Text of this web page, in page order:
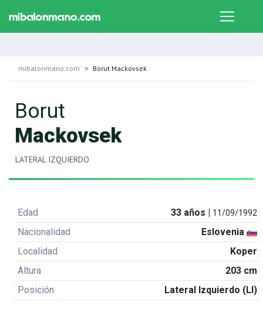
mibalonmano.com Borut Mackovsek
Borut
Mackovsek
LATERAL IZQUIERDO
Edad 33 años | 11/09/1992
Nacionalidad
Eslovenia
Localidad
Koper
Altura
203 cm
Posición
Lateral Izquierdo (LI)